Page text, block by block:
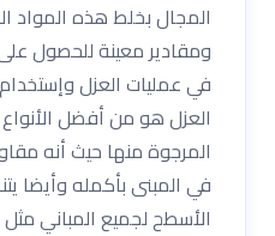
المجال بخلط هذه المواد
ومقادير معينة للحصول
في عمليات العزل
العزل هو من أفضل الأنواع
المرجوة منها حيث أنه
في المبنى بأكمله وأيضا
الأسطح لجميع المباني